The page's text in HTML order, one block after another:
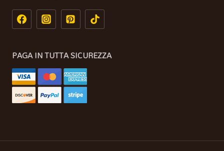
PAGA IN TUTTA SICUREZZA